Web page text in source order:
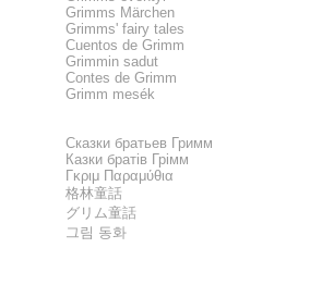
Grimms Märchen
Grimms' fairy tales
Cuentos de Grimm
Grimmin sadut
Contes de Grimm
Grimm mesék
Сказки братьев Гримм
Казки братів Грімм
Γκριμ Παραμύθια
格林童話
グリム童話
그림 동화